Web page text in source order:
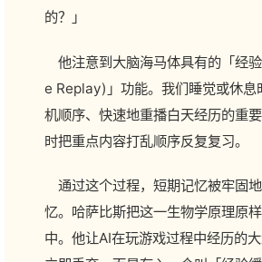
的？」
他注意到大脑海马体具有的「经
e Replay)」功能。我们睡觉或休息
机顺序、快速地重播白天经历的重
时把重点内容打乱顺序反复复习。
通过这个过程，短期记忆被牢固
忆。哈萨比斯把这一生物学原理原
中。他让AI在玩游戏过程中经历的